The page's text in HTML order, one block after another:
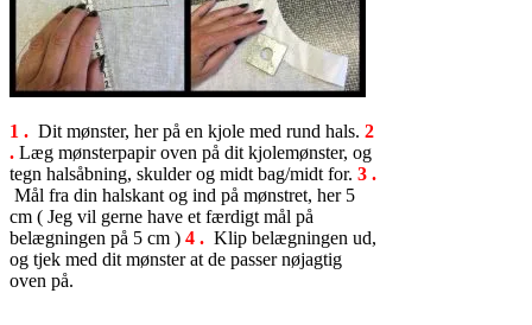
1 . Dit mønster, her på en kjole med rund hals. 2
. Læg mønsterpapir oven på dit kjolemønster, og
tegn halsåbning, skulder og midt bag/midt for. 3 .
Mål fra din halskant og ind på mønstret, her 5
cm ( Jeg vil gerne have et færdigt mål på
belægningen på 5 cm ) 4 . Klip belægningen ud,
og tjek med dit mønster at de passer nøjagtig
oven på.